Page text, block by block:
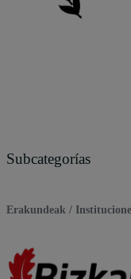
Subcategorías
Erakundeak /